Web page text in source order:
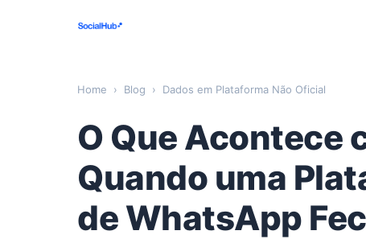
Home › Blog › Dados em Plataforma Não Oficial
O Que Acontece
Quando uma
de WhatsApp